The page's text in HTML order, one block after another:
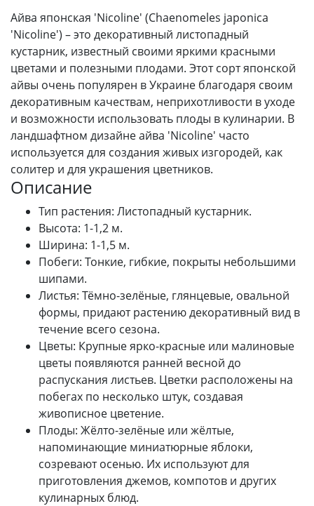
Айва японская 'Nicoline' (Chaenomeles japonica
'Nicoline') – это декоративный листопадный
кустарник, известный своими яркими красными
цветами и полезными плодами. Этот сорт японской
айвы очень популярен в Украине благодаря своим
декоративным качествам, неприхотливости в уходе
и возможности использовать плоды в кулинарии. В
ландшафтном дизайне айва 'Nicoline' часто
используется для создания живых изгородей, как
солитер и для украшения цветников.
Описание
Тип растения: Листопадный кустарник.
Высота: 1-1,2 м.
Ширина: 1-1,5 м.
Побеги: Тонкие, гибкие, покрыты небольшими
шипами.
Листья: Тёмно-зелёные, глянцевые, овальной
формы, придают растению декоративный вид в
течение всего сезона.
Цветы: Крупные ярко-красные или малиновые
цветы появляются ранней весной до
распускания листьев. Цветки расположены на
побегах по несколько штук, создавая
живописное цветение.
Плоды: Жёлто-зелёные или жёлтые,
напоминающие миниатюрные яблоки,
созревают осенью. Их используют для
приготовления джемов, компотов и других
кулинарных блюд.